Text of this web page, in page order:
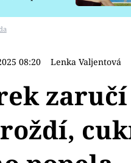
08:20 Lenka Valjentová